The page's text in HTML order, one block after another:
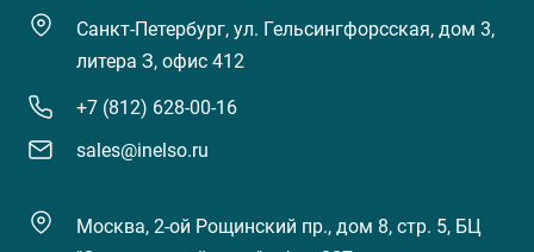
Санкт-Петербург, ул. Гельсингфорсская, дом 3,
литера З, офис 412
+7 (812) 628-00-16
sales@inelso.ru
Москва, 2-ой Рощинский пр., дом 8, стр. 5, БЦ